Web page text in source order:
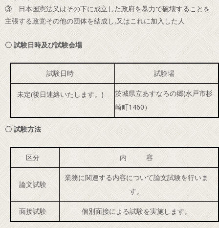
③ 日本国憲法又はその下に成立した政府を暴力で破壊することを
主張する政党その他の団体を結成し,又はこれに加入した人
〇 試験日時及び試験会場
試験日時 試験場
未定(後日連絡いたします。) 茨城県立あすなろの郷(水戸市杉
崎町1460）
〇 試験方法
区分 内 容
論文試験
業務に関連する内容について論文試験を行いま
す。
面接試験 個別面接による試験を実施します。